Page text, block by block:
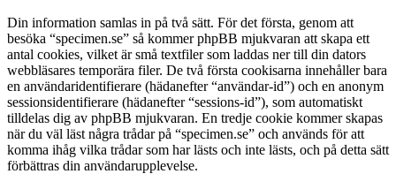
Din information samlas in på två sätt. För det första, genom att
besöka “specimen.se” så kommer phpBB mjukvaran att skapa ett
antal cookies, vilket är små textfiler som laddas ner till din dators
webbläsares temporära filer. De två första cookisarna innehåller bara
en användaridentifierare (hädanefter “användar-id”) och en anonym
sessionsidentifierare (hädanefter “sessions-id”), som automatiskt
tilldelas dig av phpBB mjukvaran. En tredje cookie kommer skapas
när du väl läst några trådar på “specimen.se” och används för att
komma ihåg vilka trådar som har lästs och inte lästs, och på detta sätt
förbättras din användarupplevelse.